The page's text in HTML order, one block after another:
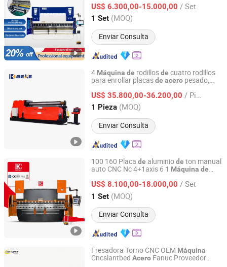
chapa metálica 2500 Dobladodeplacas
hidráulicas
US$ 6.300,00-15.000,00 / Set
1 Set (MOQ)
Enviar Consulta
Jiangsu, China Desde 2024
4 Máquina de rodillosde cuatro rodillos
para enrollar placasde acero pesado,
metálicas
US$ 35.800,00-36.200,00 / Pieza
1 Pieza (MOQ)
Enviar Consulta
Nanjing Byfo Machinery Co., Ltd.
Jiangsu, China Desde 2019
100 160 Placa de aluminiode ton manual
auto CNC Nc 4+1axis 6 1 Máquina de
China metalaceroprensa profesional
doblado
US$ 8.100,00-18.000,00 / Set
1 Set (MOQ)
Enviar Consulta
Nanjing Jinqiu CNC Machine Tool Co., Ltd.
Jiangsu, China Desde 2010
Fresadora Torno CNC OEM Máquina
Cncslantbed Acero Fanuc Proveedor
Xuancheng Huzheng Machinery Trading Co., Ltd.